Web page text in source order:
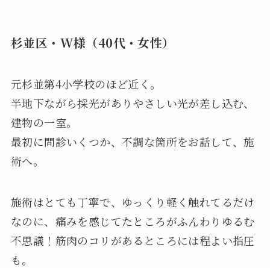
杉並区・W様（40代・女性）
元杉並第4小学校のほど近く。
半地下ながら採光がありやさしい光が差し込む、
建物の一室。
最初に問診いくつか、不調な箇所をお話して、施
術へ。
施術はとても丁寧で、ゆっくり軽く触れてるだけ
なのに、痛みを感じてたところがふんわりゆるむ
不思議！筋肉のコリがあるところには程よい指圧
も。